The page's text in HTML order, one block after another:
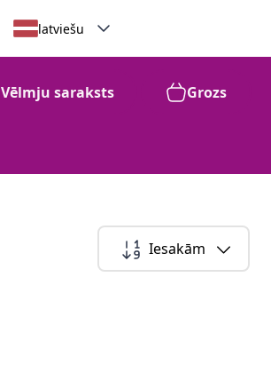
latviešu
Vēlmju saraksts Grozs
Iesakām